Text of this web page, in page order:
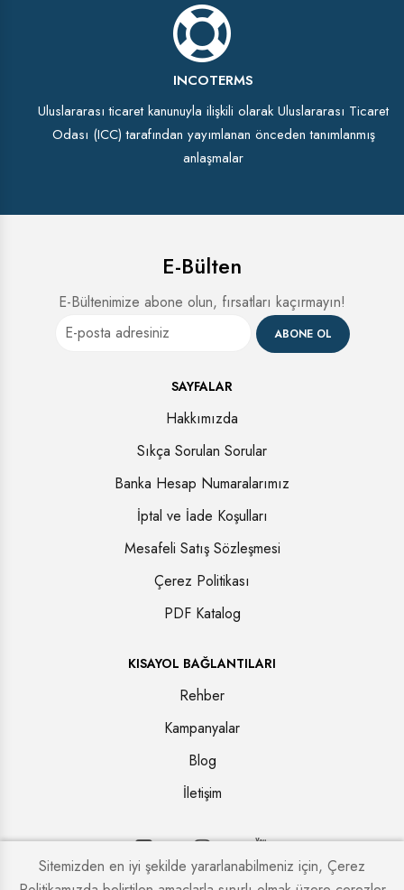
INCOTERMS
Uluslararası ticaret kanunuyla ilişkili olarak Uluslararası Ticaret
Odası (ICC) tarafından yayımlanan önceden tanımlanmış
anlaşmalar
E-Bülten
E-Bültenimize abone olun, fırsatları kaçırmayın!
ABONE OL
SAYFALAR
Hakkımızda
Sıkça Sorulan Sorular
Banka Hesap Numaralarımız
İptal ve İade Koşulları
Mesafeli Satış Sözleşmesi
Çerez Politikası
PDF Katalog
KISAYOL BAĞLANTILARI
Rehber
Kampanyalar
Blog
İletişim
Sitemizden en iyi şekilde yararlanabilmeniz için, Çerez